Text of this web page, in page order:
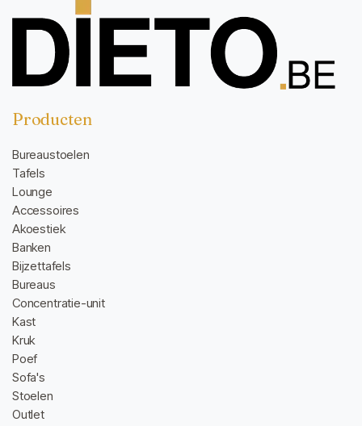
Producten
Bureaustoelen
Tafels
Lounge
Accessoires
Akoestiek
Banken
Bijzettafels
Bureaus
Concentratie-unit
Kast
Kruk
Poef
Sofa's
Stoelen
Outlet